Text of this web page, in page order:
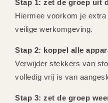
Stap 1: zet de groep uit
Hiermee voorkom je
veilige werkomgeving.
Stap 2: koppel alle
Verwijder stekkers van
volledig vrij is van
Stap 3: zet de groep